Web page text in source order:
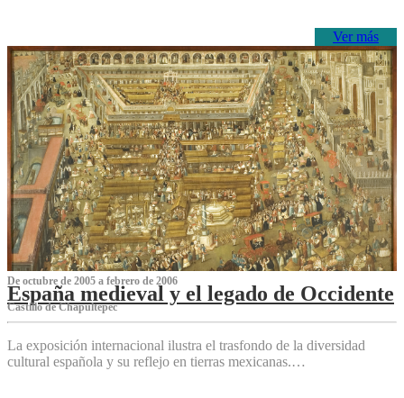
Ver más
De octubre de 2005 a febrero de 2006
España medieval y el legado de Occidente
Castillo de Chapultepec
La exposición internacional ilustra el trasfondo de la diversidad
cultural española y su reflejo en tierras mexicanas.…